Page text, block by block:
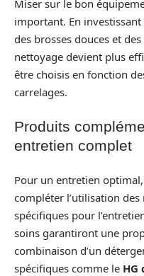
Miser sur le bon
important. En
des brosses douces et
nettoyage devient plus
être choisis en fonction
carrelages.
Produits
entretien complet
Pour un entretien
compléter l’utilisation
spécifiques pour
soins garantiront une
combinaison d’un
spécifiques comme le HG